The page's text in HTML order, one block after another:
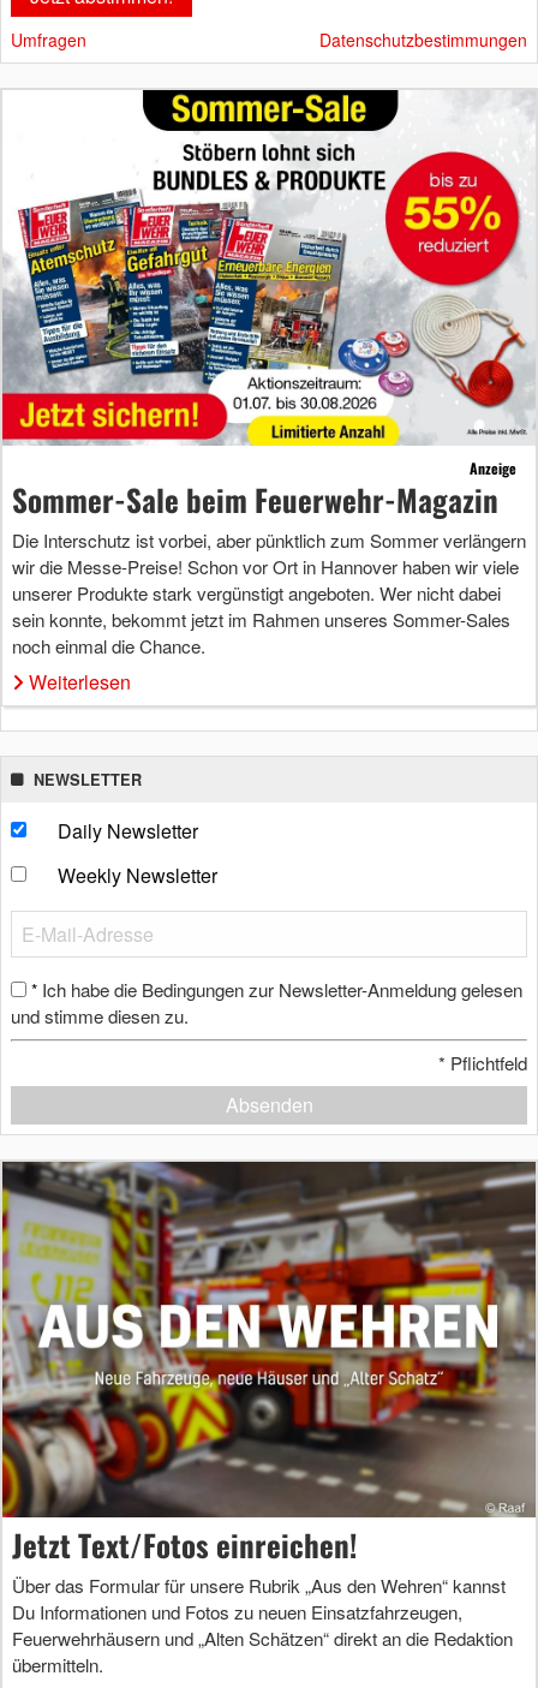
Umfragen Datenschutzbestimmungen
Anzeige
Sommer-Sale beim Feuerwehr-Magazin
Die Interschutz ist vorbei, aber pünktlich zum Sommer verlängern
wir die Messe-Preise! Schon vor Ort in Hannover haben wir viele
unserer Produkte stark vergünstigt angeboten. Wer nicht dabei
sein konnte, bekommt jetzt im Rahmen unseres Sommer-Sales
noch einmal die Chance.
Weiterlesen
NEWSLETTER
Daily Newsletter
Weekly Newsletter
* Ich habe die Bedingungen zur Newsletter-Anmeldung gelesen
und stimme diesen zu.
* Pflichtfeld
Absenden
Jetzt Text/Fotos einreichen!
Über das Formular für unsere Rubrik „Aus den Wehren“ kannst
Du Informationen und Fotos zu neuen Einsatzfahrzeugen,
Feuerwehrhäusern und „Alten Schätzen“ direkt an die Redaktion
übermitteln.